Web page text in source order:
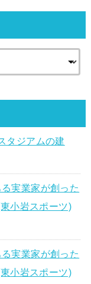
タジアムの建
実業家が創った
小岩スポーツ)
実業家が創った
小岩スポーツ)